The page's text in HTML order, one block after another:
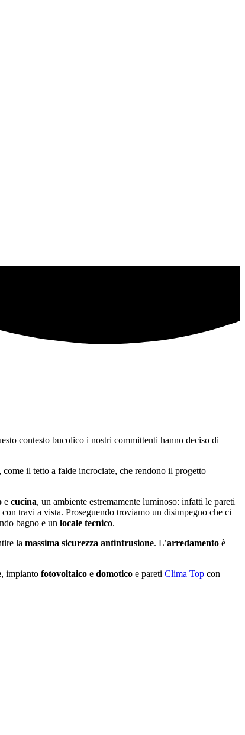
contesto bucolico i nostri committenti hanno deciso di
il tetto a falde incrociate, che rendono il progetto
e cucina, un ambiente estremamente luminoso: infatti le pareti
travi a vista. Proseguendo troviamo un disimpegno che ci
bagno e un locale tecnico.
la massima sicurezza antintrusione. L’arredamento è
, impianto fotovoltaico e domotico e pareti Clima Top con